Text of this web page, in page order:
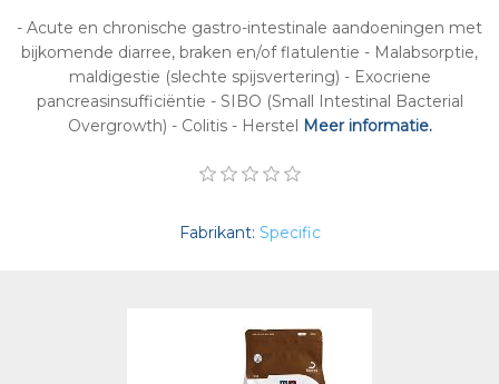
- Acute en chronische gastro-intestinale aandoeningen met
bijkomende diarree, braken en/of flatulentie - Malabsorptie,
maldigestie (slechte spijsvertering) - Exocriene
pancreasinsufficiëntie - SIBO (Small Intestinal Bacterial
Overgrowth) - Colitis - Herstel Meer informatie.
Fabrikant: Specific